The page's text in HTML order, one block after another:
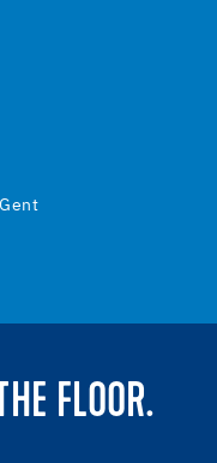
FLOOR.